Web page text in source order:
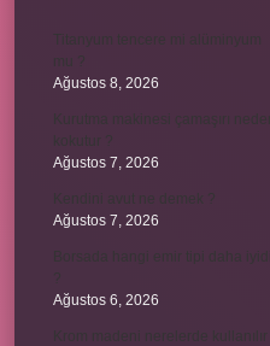
Titanyum tencere mi alüminyum
Ağustos 8, 2026
Ağustos 7, 2026
Ağustos 7, 2026
Borsada hangi emir tipi daha iyidir
Ağustos 6, 2026